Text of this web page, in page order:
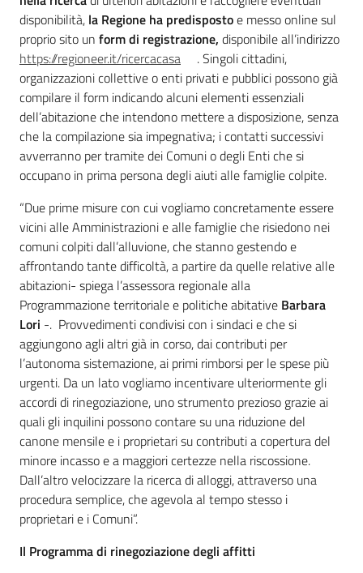
disponibilità, la Regione ha predispostoe messo online sul
proprio sito un form di registrazione, disponibile all’indirizzo
https://regioneer.it/ricercacasa
. Singoli cittadini,
organizzazioni collettive o enti privati e pubblici possono già
compilare il form indicando alcuni elementi essenziali
dell’abitazione che intendono mettere a disposizione, senza
che la compilazione sia impegnativa; i contatti successivi
avverranno per tramite dei Comuni o degli Enti che si
occupano in prima persona degli aiuti alle famiglie colpite.
“Due prime misure con cui vogliamo concretamente essere
vicini alle Amministrazioni e alle famiglie che risiedono nei
comuni colpiti dall’alluvione, che stanno gestendo e
affrontando tante difficoltà, a partire da quelle relative alle
abitazioni- spiega l’assessora regionale alla
Programmazione territoriale e politiche abitative Barbara
Lori -. Provvedimenti condivisi con i sindaci e che si
aggiungono agli altri già in corso, dai contributi per
l’autonoma sistemazione, ai primi rimborsi per le spese più
urgenti. Da un lato vogliamo incentivare ulteriormente gli
accordi di rinegoziazione, uno strumento prezioso grazie ai
quali gli inquilini possono contare su una riduzione del
canone mensile e i proprietari su contributi a copertura del
minore incasso e a maggiori certezze nella riscossione.
Dall’altro velocizzare la ricerca di alloggi, attraverso una
procedura semplice, che agevola al tempo stesso i
proprietari e i Comuni”.
Il Programma di rinegoziazione degli affitti